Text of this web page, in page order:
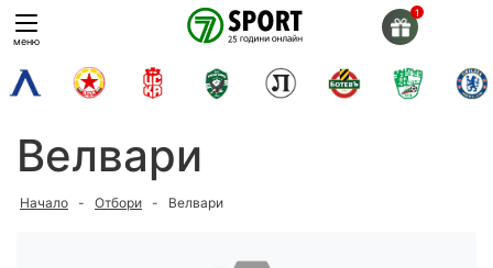
Skip
to
content
меню
Велвари
Начало - Отбори - Велвари